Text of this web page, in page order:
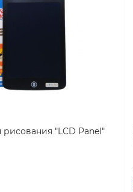
"LCD Panel"